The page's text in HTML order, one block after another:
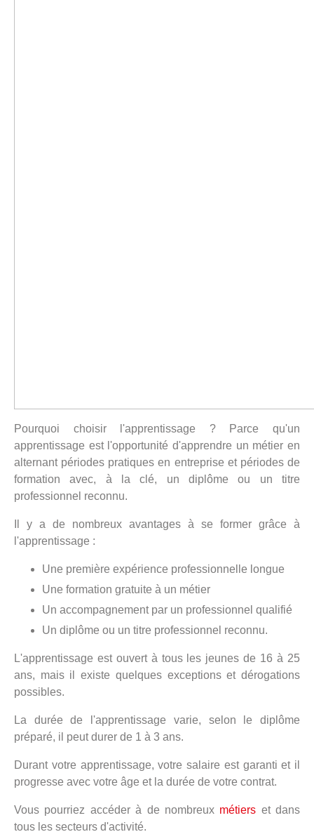
Pourquoi choisir l'apprentissage ? Parce qu'un
apprentissage est l'opportunité d'apprendre un métier en
alternant périodes pratiques en entreprise et périodes de
formation avec, à la clé, un diplôme ou un titre
professionnel reconnu.
Il y a de nombreux avantages à se former grâce à
l'apprentissage :
Une première expérience professionnelle longue
Une formation gratuite à un métier
Un accompagnement par un professionnel qualifié
Un diplôme ou un titre professionnel reconnu.
L'apprentissage est ouvert à tous les jeunes de 16 à 25
ans, mais il existe quelques exceptions et dérogations
possibles.
La durée de l'apprentissage varie, selon le diplôme
préparé, il peut durer de 1 à 3 ans.
Durant votre apprentissage, votre salaire est garanti et il
progresse avec votre âge et la durée de votre contrat.
Vous pourriez accéder à de nombreux métiers et dans
tous les secteurs d'activité.